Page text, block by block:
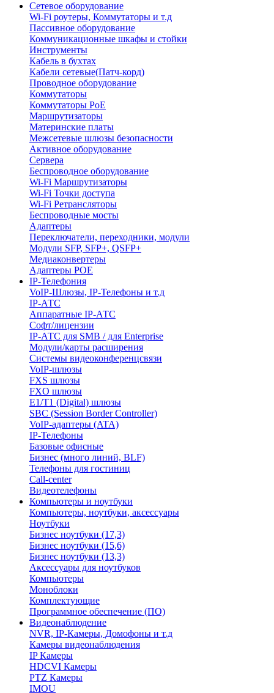
Сетевое оборудование
Wi-Fi роутеры, Коммутаторы и т.д
Пассивное оборудование
Коммуникационные шкафы и стойки
Инструменты
Кабель в бухтах
Кабели сетевые(Патч-корд)
Проводное оборудование
Коммутаторы
Коммутаторы PoE
Маршрутизаторы
Материнские платы
Межсетевые шлюзы безопасности
Активное оборудование
Сервера
Беспроводное оборудование
Wi-Fi Маршрутизаторы
Wi-Fi Точки доступа
Wi-Fi Ретрансляторы
Беспроводные мосты
Адаптеры
Переключатели, переходники, модули
Модули SFP, SFP+, QSFP+
Медиаконвертеры
Адаптеры POE
IP-Телефония
VoIP-Шлюзы, IP-Телефоны и т.д
IP-АТС
Аппаратные IP-АТС
Софт/лицензии
IP-АТС для SMB / для Enterprise
Модули/карты расширения
Системы видеоконференцсвязи
VoIP-шлюзы
FXS шлюзы
FXO шлюзы
E1/T1 (Digital) шлюзы
SBC (Session Border Controller)
VoIP-адаптеры (ATA)
IP-Телефоны
Базовые офисные
Бизнес (много линий, BLF)
Телефоны для гостиниц
Call-center
Видеотелефоны
Компьютеры и ноутбуки
Компьютеры, ноутбуки, аксессуары
Ноутбуки
Бизнес ноутбуки (17,3)
Бизнес ноутбуки (15,6)
Бизнес ноутбуки (13,3)
Аксессуары для ноутбуков
Компьютеры
Моноблоки
Комплектующие
Программное обеспечение (ПО)
Видеонаблюдение
NVR, IP-Камеры, Домофоны и т.д
Камеры видеонаблюдения
IP Камеры
HDCVI Камеры
PTZ Камеры
IMOU